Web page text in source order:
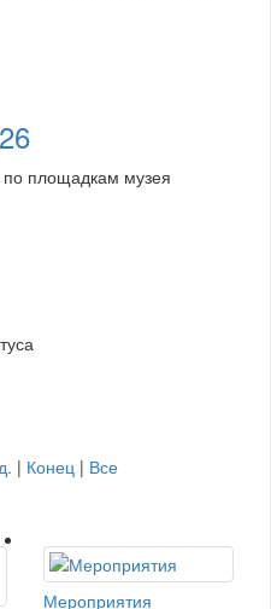
по площадкам музея
| Конец | Все
Мероприятия